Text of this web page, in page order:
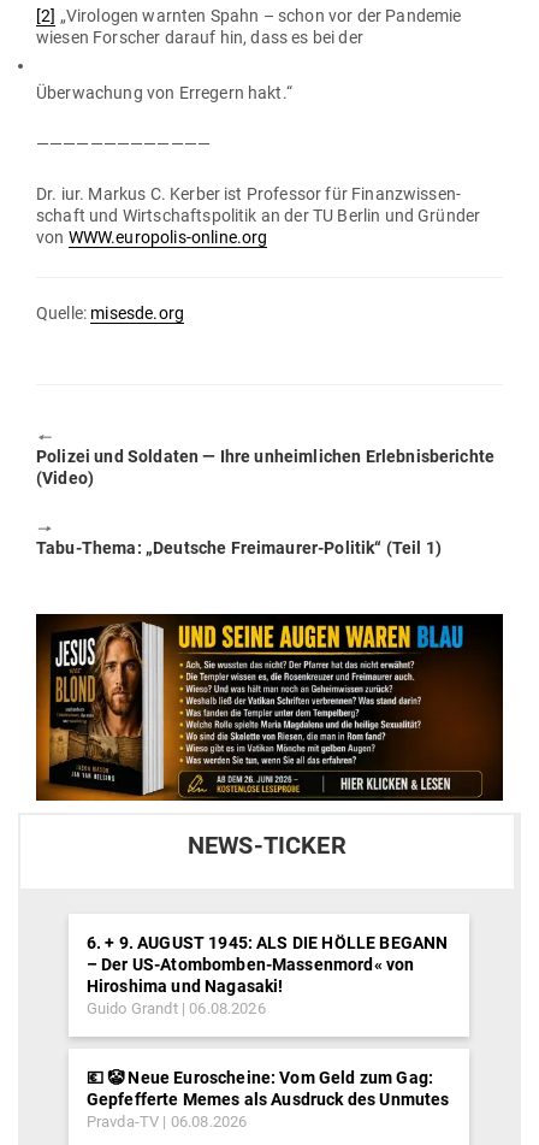
[2] „Viro­logen warnten Spahn – schon vor der Pan­demie
wiesen For­scher darauf hin, dass es bei der
Über­wa­chung von Erregern hakt.“
—————————————
Dr. iur. Markus C. Kerber ist Pro­fessor für Finanz­wis­sen­
schaft und Wirt­schafts­po­litik an der TU Berlin und Gründer
von WWW.europolis-online.org
Quelle: misesde.org
🠔
Previous
post:
Polizei und Sol­daten — Ihre unheim­lichen Erleb­nis­be­richte
(Video)
🠖
Next
Tabu-Thema: „Deutsche Frei­maurer-Politik“ (Teil 1)
NEWS-TICKER
6. + 9. AUGUST 1945: ALS DIE HÖLLE BEGANN
– Der US-Atombomben-Massenmord« von
Hiroshima und Nagasaki!
Guido Grandt 06.08.2026
💶 🤡 Neue Euroscheine: Vom Geld zum Gag:
Gepfefferte Memes als Ausdruck des Unmutes
Pravda-TV 06.08.2026